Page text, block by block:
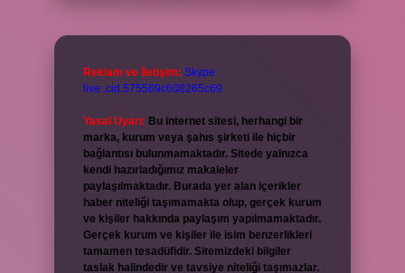
Reklam ve İletişim: Skype:
live:.cid.575569c608265c69
Yasal Uyarı: Bu internet sitesi, herhangi bir
marka, kurum veya şahıs şirketi ile hiçbir
bağlantısı bulunmamaktadır. Sitede yalnızca
kendi hazırladığımız makaleler
paylaşılmaktadır. Burada yer alan içerikler
haber niteliği taşımamakta olup, gerçek kurum
ve kişiler hakkında paylaşım yapılmamaktadır.
Gerçek kurum ve kişiler ile isim benzerlikleri
tamamen tesadüfidir. Sitemizdeki bilgiler
taslak halindedir ve tavsiye niteliği taşımazlar.